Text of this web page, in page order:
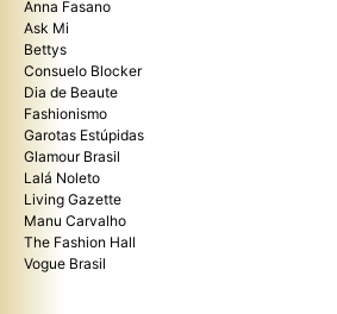
Anna Fasano
Ask Mi
Bettys
Consuelo Blocker
Dia de Beaute
Fashionismo
Garotas Estúpidas
Glamour Brasil
Lalá Noleto
Living Gazette
Manu Carvalho
The Fashion Hall
Vogue Brasil